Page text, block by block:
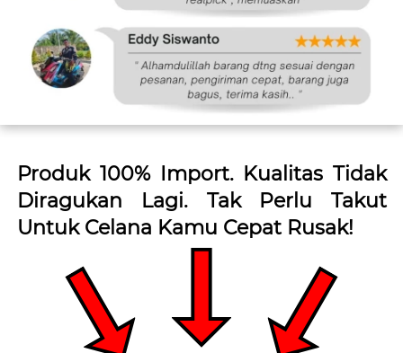
Produk 100% Import. Kualitas Tidak
Diragukan Lagi. Tak Perlu Takut
Untuk Celana Kamu Cepat Rusak!